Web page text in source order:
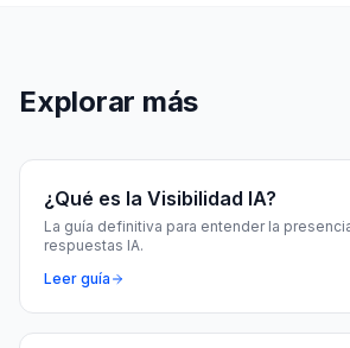
Explorar más
¿Qué es la Visibilidad IA?
La guía definitiva para entender la
respuestas IA.
Leer guía